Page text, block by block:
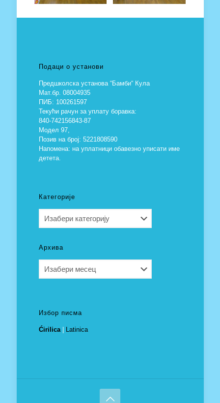
Подаци о установи
Предшколска установа “Бамби“ Кула
Мат.бр. 08004935
ПИБ: 100261597
Текући рачун за уплату боравка:
840-742156843-87
Модел 97,
Позив на број: 5221808590
Напомена: на уплатници обавезно уписати име
детета.
Категорије
Архива
Избор писма
Ćirilica| Latinica